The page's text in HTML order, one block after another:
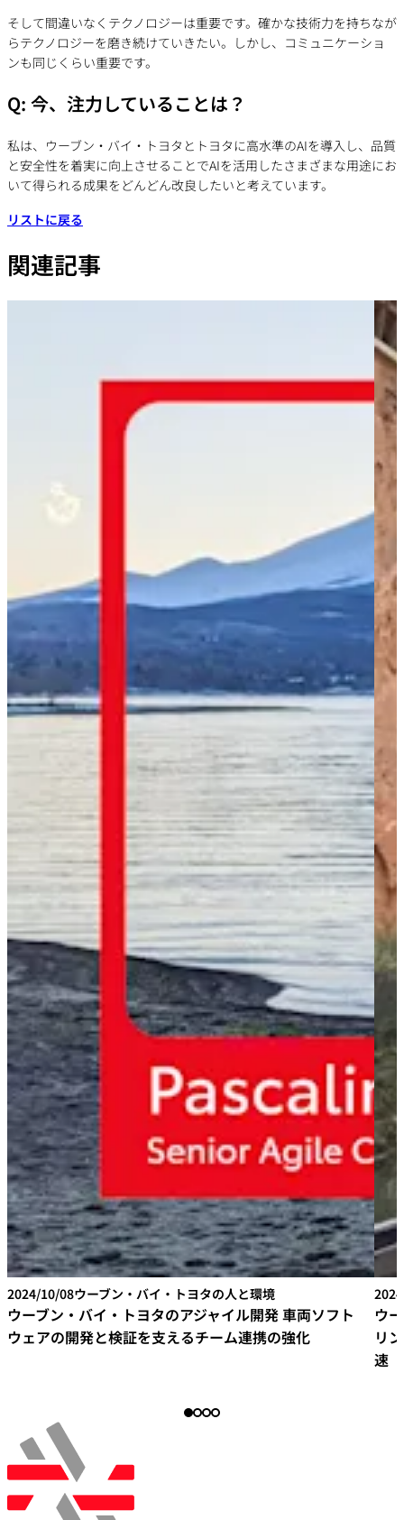
そして間違いなくテクノロジーは重要です。確かな技術力を持ちなが
らテクノロジーを磨き続けていきたい。しかし、コミュニケーショ
ンも同じくらい重要です。
Q: 今、注力していることは？
私は、ウーブン・バイ・トヨタとトヨタに高水準のAIを導入し、品質
と安全性を着実に向上させることでAIを活用したさまざまな用途にお
いて得られる成果をどんどん改良したいと考えています。
リストに戻る
関連記事
2024/10/08ウーブン・バイ・トヨタの人と環境
ウーブン・バイ・トヨタのアジャイル開発 車両ソフト
ウェアの開発と検証を支えるチーム連携の強化
ウ
リ
速